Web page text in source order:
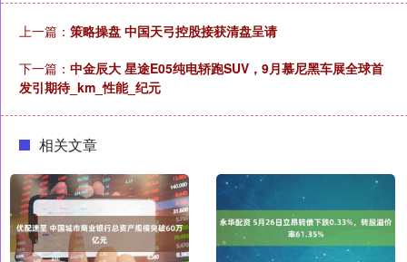
上一篇： 策略操盘 中国天弓控股接获清盘呈请
下一篇： 中金辰大 星途E05纯电轿跑SUV，9月慕尼黑车展全球首
发引期待_km_性能_纪元
相关文章